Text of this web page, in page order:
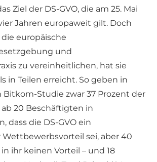
Ziel der DS-GVO, die am 25. Mai
Jahren europaweit gilt. Doch
europäische
und
zu vereinheitlichen, hat sie
in Teilen erreicht. So geben in
Studie zwar 37 Prozent der
20 Beschäftigten in
dass die DS-GVO ein
sei, aber 40
ihr keinen Vorteil – und 18